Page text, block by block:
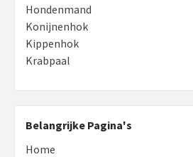
Hondenmand
Konijnenhok
Kippenhok
Krabpaal
Belangrijke Pagina's
Home